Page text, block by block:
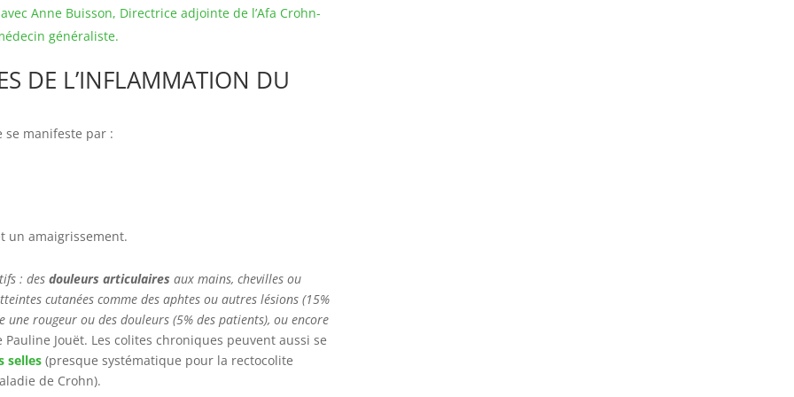
Anne Buisson, Directrice adjointe de l’Afa Crohn-
généraliste.
DE L’INFLAMMATION DU
se manifeste par :
un amaigrissement.
: des douleurs articulaires aux mains, chevilles ou
cutanées comme des aphtes ou autres lésions (15%
une rougeur ou des douleurs (5% des patients), ou encore
Pauline Jouët. Les colites chroniques peuvent aussi se
selles (presque systématique pour la rectocolite
de Crohn).